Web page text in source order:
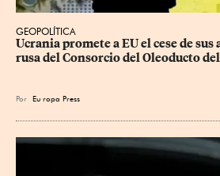
GEOPOLÍTICA
Ucrania promete a EU el cese de
rusa del Consorcio del Oleoducto
Por Eu ropa Press